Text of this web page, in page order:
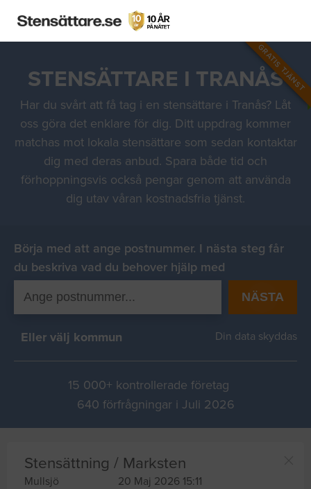
GRATIS TJÄNST
STENSÄTTARE I TRANÅS
Har du svårt att få tag i en stensättare i Tranås? Låt
oss göra det enklare för dig. Ditt uppdrag kommer
matchas mot lokala stensättare som sedan kontaktar
dig med deras anbud. Spara både tid och
förhoppningsvis också pengar genom att använda
dig utav våran kostnadsfria tjänst.
Börja med att ange postnummer. I nästa steg får
du beskriva vad du behover hjälp med
NÄSTA
Eller välj kommun Din data skyddas
15 000+ kontrollerade företag
640 förfrågningar i Juli 2026
Stensättning / Marksten
Mullsjö 20 Maj 2026 15:11